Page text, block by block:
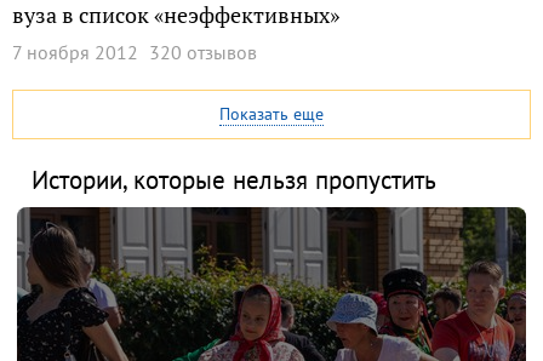
вуза в список «неэффективных»
7 ноября 2012 320 отзывов
Показать еще
Истории, которые нельзя пропустить